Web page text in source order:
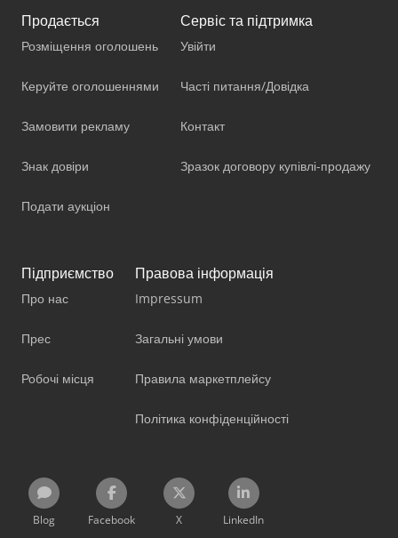
Продається
Розміщення оголошень
Керуйте оголошеннями
Замовити рекламу
Знак довіри
Подати аукціон
Сервіс та підтримка
Увійти
Часті питання/Довідка
Контакт
Зразок договору купівлі-продажу
Підприємство
Про нас
Прес
Робочі місця
Правова інформація
Impressum
Загальні умови
Правила маркетплейсу
Політика конфіденційності
Blog Facebook X LinkedIn